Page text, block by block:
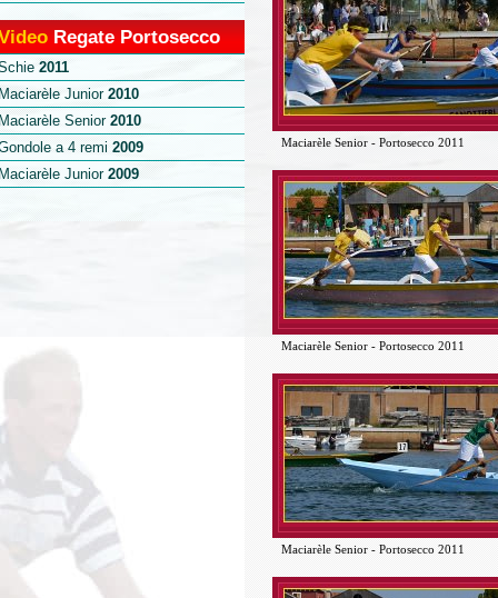
Maciarèle Senior - Portosecco 2011
Maciarèle Senior - Portosecco 2011
Maciarèle Senior - Portosecco 2011
Regate Portosecco
2011
Junior 2010
Senior 2010
a 4 remi 2009
Junior 2009